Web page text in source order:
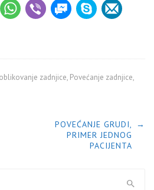
oblikovanje zadnjice, Povećanje zadnjice,
POVEĆANJE GRUDI,
PRIMER JEDNOG
PACIJENTA
→